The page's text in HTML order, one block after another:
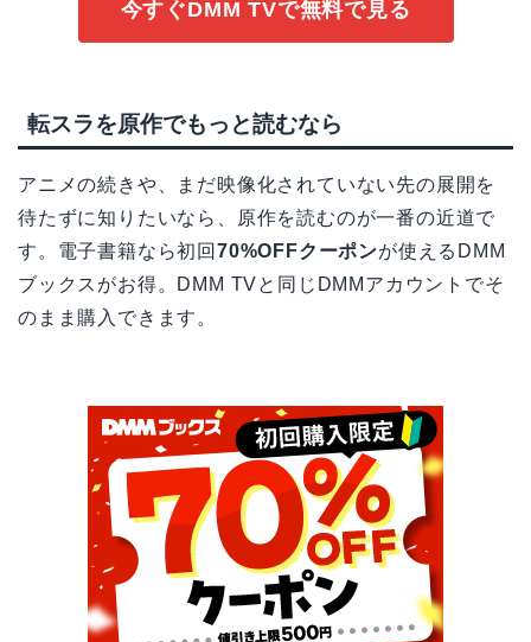
今すぐDMM TVで無料で見る
転スラを原作でもっと読むなら
アニメの続きや、まだ映像化されていない先の展開を
待たずに知りたいなら、原作を読むのが一番の近道で
す。電子書籍なら初回 70%OFFクーポンが使えるDMM
ブックスがお得。DMM TVと同じDMMアカウントでそ
のまま購入できます。